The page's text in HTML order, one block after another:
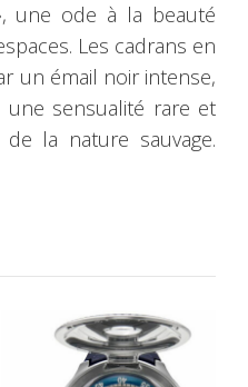
une ode à la beauté
Les cadrans en
un émail noir intense,
une sensualité rare et
la nature sauvage.